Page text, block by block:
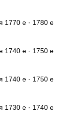
1770 е · 1780 е
1740 е · 1750 е
1740 е · 1750 е
1730 е · 1740 е